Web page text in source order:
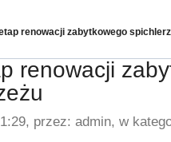
renowacji zabytkowego
renowacji
przez: admin, w